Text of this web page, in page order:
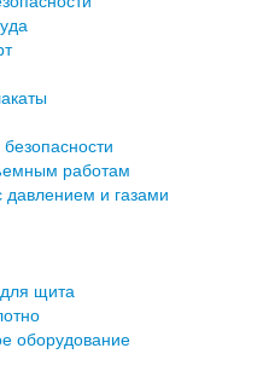
работам
и газами
щита
оборудование